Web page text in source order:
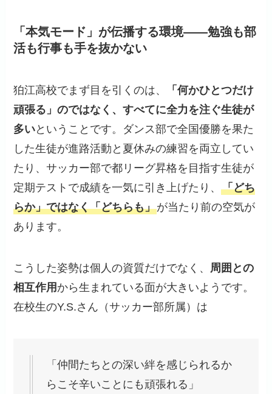
「本気モード」が伝播する環境——勉強も部
活も行事も手を抜かない
狛江高校でまず目を引くのは、
「何かひとつだけ
頑張る」のではなく、すべてに全力を注ぐ生徒が
多いということです。ダンス部で全国優勝を果た
した生徒が進路活動と夏休みの練習を両立してい
たり、サッカー部で都リーグ昇格を目指す生徒が
定期テストで成績を一気に引き上げたり、「どち
らか」ではなく「どちらも」が当たり前の空気が
あります。
こうした姿勢は個人の資質だけでなく、 周囲との
相互作用 から生まれている面が大きいようです。
在校生のY.S.さん（サッカー部所属）は
「仲間たちとの深い絆を感じられるか
らこそ辛いことにも頑張れる」